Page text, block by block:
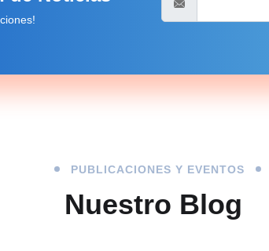
PUBLICACIONES Y EVENTOS
Nuestro Blog